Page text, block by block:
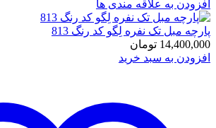
افزودن به علاقه مندی ها
پارچه مبل تک نفره لِگو کد رنگ 813
14,400,000 تومان
افزودن به سبد خرید